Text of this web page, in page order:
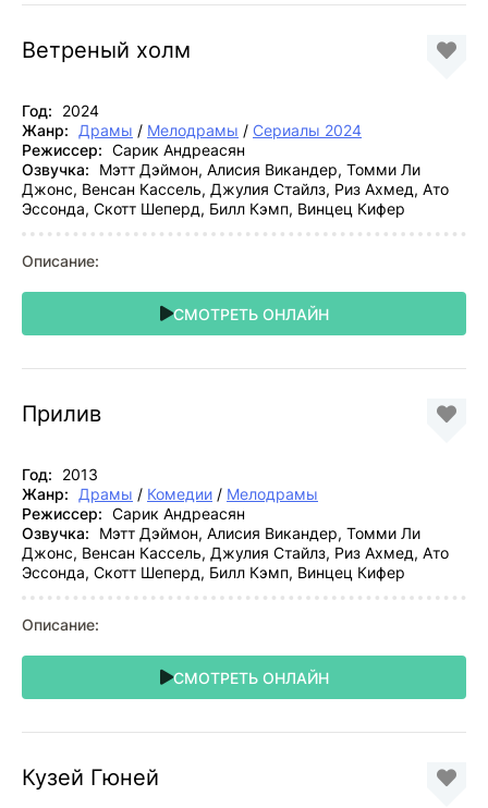
Ветреный холм
Год:
2024
Жанр:
Драмы / Мелодрамы / Сериалы 2024
Режиссер: Сарик Андреасян
Озвучка:
Мэтт Дэймон, Алисия Викандер, Томми Ли
Джонс, Венсан Кассель, Джулия Стайлз, Риз Ахмед, Ато
Эссонда, Скотт Шеперд, Билл Кэмп, Винцец Кифер
Описание:
СМОТРЕТЬ ОНЛАЙН
Прилив
Год:
2013
Жанр:
Драмы / Комедии / Мелодрамы
Режиссер: Сарик Андреасян
Озвучка:
Мэтт Дэймон, Алисия Викандер, Томми Ли
Джонс, Венсан Кассель, Джулия Стайлз, Риз Ахмед, Ато
Эссонда, Скотт Шеперд, Билл Кэмп, Винцец Кифер
Описание:
СМОТРЕТЬ ОНЛАЙН
Кузей Гюней